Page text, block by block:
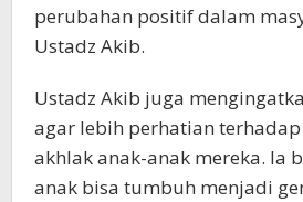
perubahan positif dalam
Ustadz Akib.
Ustadz Akib juga
agar lebih perhatian
akhlak anak-anak mereka. Ia
anak bisa tumbuh menjadi